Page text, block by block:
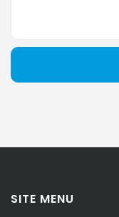
SITE MENU